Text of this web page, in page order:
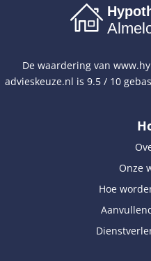
De waardering van
advieskeuze.nl is 9.5 / 10
Onze
Hoe